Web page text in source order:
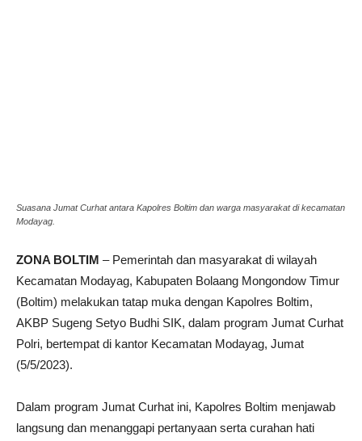
Suasana Jumat Curhat antara Kapolres Boltim dan warga masyarakat di kecamatan
Modayag.
ZONA BOLTIM – Pemerintah dan masyarakat di wilayah
Kecamatan Modayag, Kabupaten Bolaang Mongondow Timur
(Boltim) melakukan tatap muka dengan Kapolres Boltim,
AKBP Sugeng Setyo Budhi SIK, dalam program Jumat Curhat
Polri, bertempat di kantor Kecamatan Modayag, Jumat
(5/5/2023).
Dalam program Jumat Curhat ini, Kapolres Boltim menjawab
langsung dan menanggapi pertanyaan serta curahan hati